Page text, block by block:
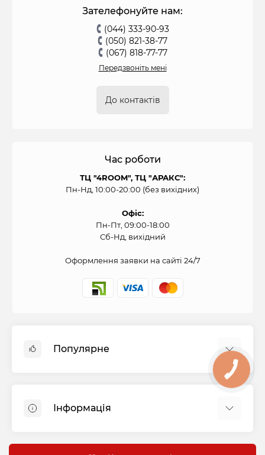
Зателефонуйте нам:
(044) 333-90-93
(050) 821-38-77
(067) 818-77-77
Передзвоніть мені
До контактів
Час роботи
ТЦ "4ROOM", ТЦ "АРАКС":
Пн-Нд, 10:00-20:00 (без вихідних)
Офіс:
Пн-Пт, 09:00-18:00
Сб-Нд, вихідний
Оформлення заявки на сайті 24/7
Популярне
Варильні панелі
Витяжки
Інформація
КНОПКА
СВЯЗИ